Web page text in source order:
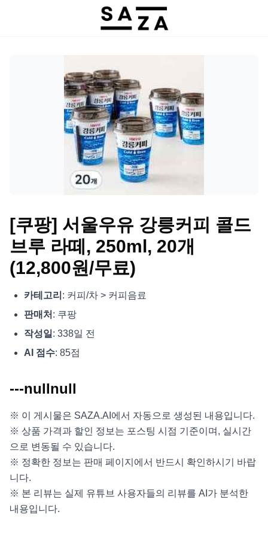
[쿠팡] 서울우유 강릉커피 콜드
브루 라떼, 250ml, 20개
(12,800원/무료)
카테고리 : 커피/차 > 커피음료
판매처 : 쿠팡
작성일: 338일 전
AI 점수: 85점
---nullnull
※ 이 게시물은 SAZA.AI에서 자동으로 생성된 내용입니다.
※ 상품 가격과 할인 정보는 포스팅 시점 기준이며, 실시간
으로 변동될 수 있습니다.
※ 정확한 정보는 판매 페이지에서 반드시 확인하시기 바랍
니다.
※ 본 리뷰는 실제 유튜브 사용자들의 리뷰를 AI가 분석한
내용입니다.